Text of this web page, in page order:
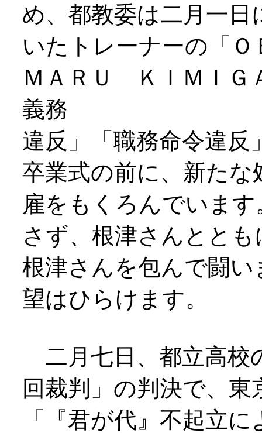
め、都教委は二月一
いたトレーナーの「
ＭＡＲＵ ＫＩＭＩＧ
義務
違反」「職務命令違
卒業式の前に、新た
雇をもくろんでいま
さず、根津さんとと
根津さんを包んで闘
望はひらけます。
二月七日、都立高校
回裁判」の判決で、
「『君が代』不起立